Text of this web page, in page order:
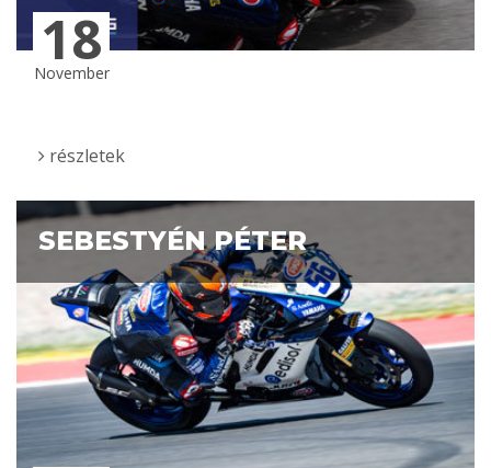
18
November
részletek
SEBESTYÉN PÉTER